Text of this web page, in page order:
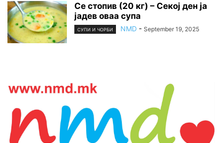
Се стопив (20 кг) – Секој ден ја
јадев оваа супа
СУПИ И ЧОРБИ NMD - September 19, 2025